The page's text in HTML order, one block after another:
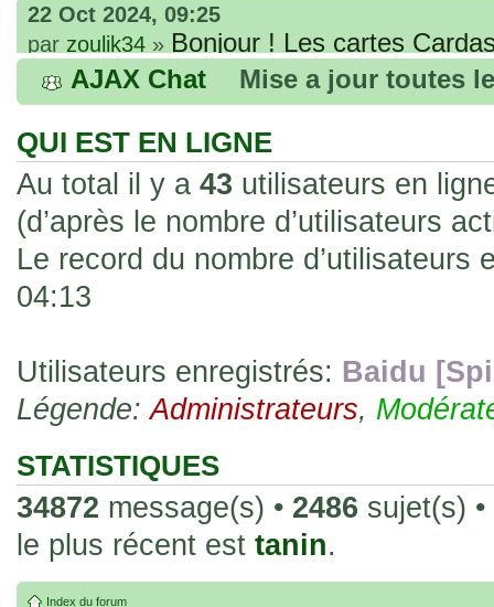
22 Oct 2024, 09:25
par zoulik34 » Bonjour ! Les cartes
que vous avez commandées, sont
fines et souples. Cela fait partie de
les rend faciles à manipuler et à
sur l'authenticité ou la qualité de votre
avec d'autres cartes de la même série
collectionneurs. Mais en règle
fait normal pour ce type de carte.
26 Déc 2023, 13:46
acheter une réédition de cette Hondan ?
02 Juin 2023, 14:17
par
Bonjour j'ai commandé
20 , je trouve la carte vraiment très
collection les carte sont censées être
24 Oct 2022, 13:37
par
de Lucy de Cyberpunk : Edgerunners.
AJAX Chat Mise a jour toutes
QUI EST EN LIGNE
Au total il y a 43 utilisateurs en
(d’après le nombre d’utilisateurs
Le record du nombre d’utilisateurs
04:13
Utilisateurs enregistrés: Baidu
Légende:Administrateurs,
STATISTIQUES
34872 message(s) • 2486 sujet(s) •
le plus récent est tanin.
Index du forum